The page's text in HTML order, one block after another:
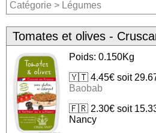
Catégorie > Légumes
Tomates et olives -
Poids: 0.150Kg
🇾🇹 4.45€ soit
Baobab
🇫🇷 2.30€ soit
Nancy